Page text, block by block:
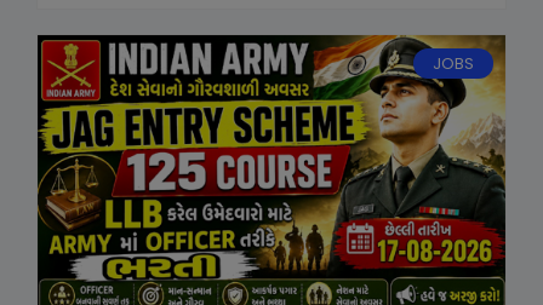
JOBS